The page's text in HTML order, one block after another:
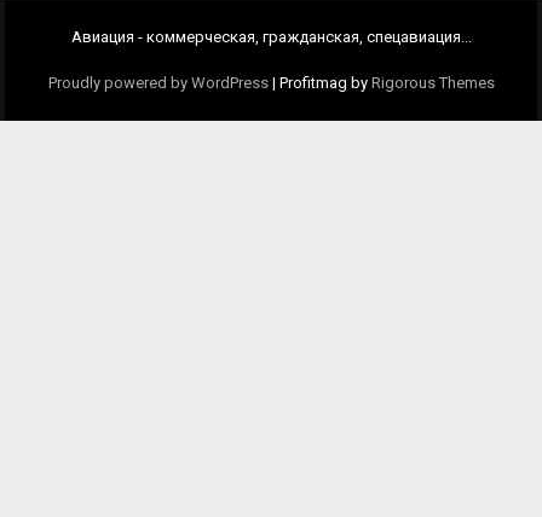
Авиация - коммерческая, гражданская, спецавиация...
Proudly powered by WordPress | Profitmag by Rigorous Themes